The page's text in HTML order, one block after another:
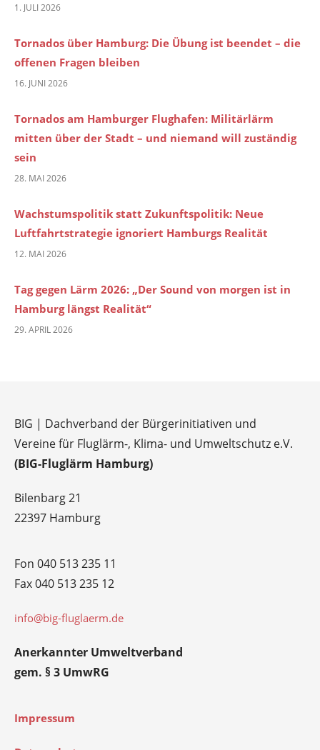
1. JULI 2026
Tornados über Hamburg: Die Übung ist beendet – die
offenen Fragen bleiben
16. JUNI 2026
Tornados am Hamburger Flughafen: Militärlärm
mitten über der Stadt – und niemand will zuständig
sein
28. MAI 2026
Wachstumspolitik statt Zukunftspolitik: Neue
Luftfahrtstrategie ignoriert Hamburgs Realität
12. MAI 2026
Tag gegen Lärm 2026: „Der Sound von morgen ist in
Hamburg längst Realität“
29. APRIL 2026
BIG | Dachverband der Bürgerinitiativen und
Vereine für Fluglärm-, Klima- und Umweltschutz e.V.
(BIG-Fluglärm Hamburg)
Bilenbarg 21
22397 Hamburg
Fon 040 513 235 11
Fax 040 513 235 12
info@big-fluglaerm.de
Anerkannter Umweltverband
gem. § 3 UmwRG
Impressum